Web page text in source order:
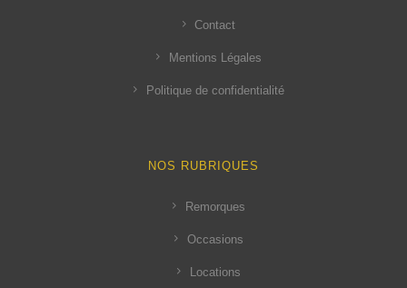
Contact
Mentions Légales
Politique de confidentialité
NOS RUBRIQUES
Remorques
Occasions
Locations